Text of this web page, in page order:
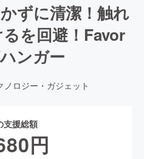
ずに清潔！触れ
を回避！Favor
ンガー
ノロジー・ガジェット
支援総額
円